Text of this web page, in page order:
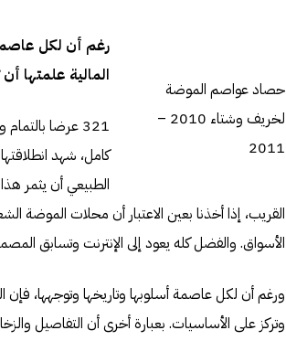
حصاد عواصم الموضة
لخريف وشتاء 2010 –
2011
رغم أن لكل عاصمة
المالية علمتها
321 عرضا
كامل، شهد
الطبيعي أن يثمر
القريب، إذا أخذنا بعين الاعتبار أن محلات
الأسواق. والفضل كله يعود إلى الإنترنت وتسابق
ورغم أن لكل عاصمة أسلوبها وتاريخها وتوجهها، فإن
وتركز على الأساسيات. بعبارة أخرى أن التفاصيل